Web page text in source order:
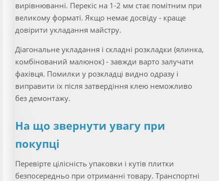
вирівнюванні. Перекіс на 1-2 мм стає помітним при
великому форматі. Якщо немає досвіду - краще
довірити укладання майстру.
Діагональне укладання і складні розкладки (ялинка,
комбінований малюнок) - завжди варто залучати
фахівця. Помилки у розкладці видно одразу і
виправити їх після затвердіння клею неможливо
без демонтажу.
На що звернути увагу при
покупці
Перевірте цілісність упаковки і кутів плитки
безпосередньо при отриманні товару. Транспортні